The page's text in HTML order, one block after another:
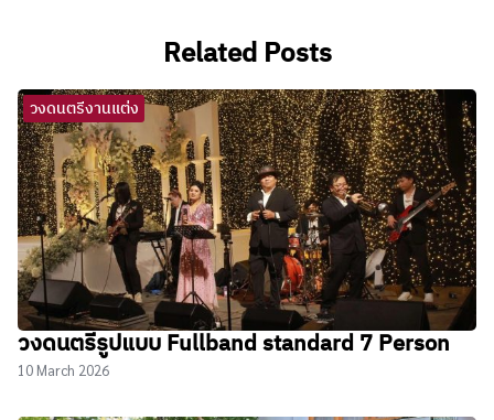
Related Posts
วงดนตรีงานแต่ง
วงดนตรีรูปแบบ Fullband standard 7 Person
10 March 2026